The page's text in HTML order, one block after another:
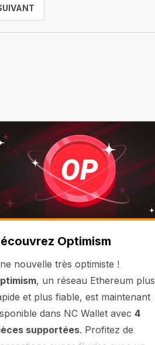
Optimism
nouvelle très optimiste !
, un réseau Ethereum plus
et plus fiable, est maintenant
dans NC Wallet avec 4
supportées. Profitez de